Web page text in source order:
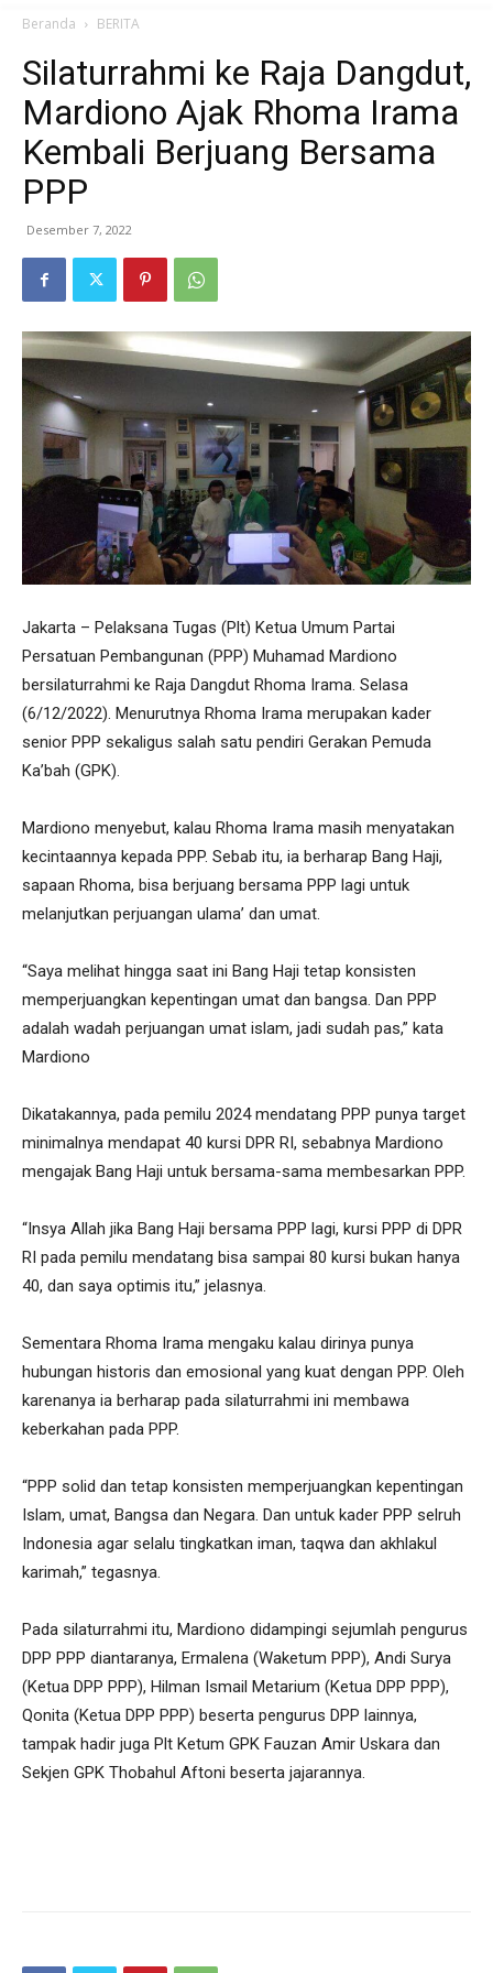
Beranda BERITA
Silaturrahmi ke Raja Dangdut,
Mardiono Ajak Rhoma Irama
Kembali Berjuang Bersama
PPP
Desember 7, 2022
Jakarta – Pelaksana Tugas (Plt) Ketua Umum Partai
Persatuan Pembangunan (PPP) Muhamad Mardiono
bersilaturrahmi ke Raja Dangdut Rhoma Irama. Selasa
(6/12/2022). Menurutnya Rhoma Irama merupakan kader
senior PPP sekaligus salah satu pendiri Gerakan Pemuda
Ka’bah (GPK).
Mardiono menyebut, kalau Rhoma Irama masih menyatakan
kecintaannya kepada PPP. Sebab itu, ia berharap Bang Haji,
sapaan Rhoma, bisa berjuang bersama PPP lagi untuk
melanjutkan perjuangan ulama’ dan umat.
“Saya melihat hingga saat ini Bang Haji tetap konsisten
memperjuangkan kepentingan umat dan bangsa. Dan PPP
adalah wadah perjuangan umat islam, jadi sudah pas,” kata
Mardiono
Dikatakannya, pada pemilu 2024 mendatang PPP punya target
minimalnya mendapat 40 kursi DPR RI, sebabnya Mardiono
mengajak Bang Haji untuk bersama-sama membesarkan PPP.
“Insya Allah jika Bang Haji bersama PPP lagi, kursi PPP di DPR
RI pada pemilu mendatang bisa sampai 80 kursi bukan hanya
40, dan saya optimis itu,” jelasnya.
Sementara Rhoma Irama mengaku kalau dirinya punya
hubungan historis dan emosional yang kuat dengan PPP. Oleh
karenanya ia berharap pada silaturrahmi ini membawa
keberkahan pada PPP.
“PPP solid dan tetap konsisten memperjuangkan kepentingan
Islam, umat, Bangsa dan Negara. Dan untuk kader PPP selruh
Indonesia agar selalu tingkatkan iman, taqwa dan akhlakul
karimah,” tegasnya.
Pada silaturrahmi itu, Mardiono didampingi sejumlah pengurus
DPP PPP diantaranya, Ermalena (Waketum PPP), Andi Surya
(Ketua DPP PPP), Hilman Ismail Metarium (Ketua DPP PPP),
Qonita (Ketua DPP PPP) beserta pengurus DPP lainnya,
tampak hadir juga Plt Ketum GPK Fauzan Amir Uskara dan
Sekjen GPK Thobahul Aftoni beserta jajarannya.